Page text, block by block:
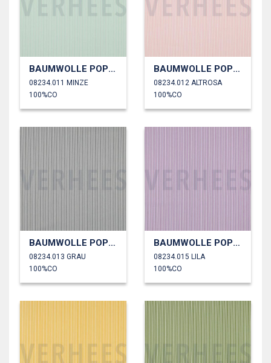
BAUMWOLLE POPELINE STREIFEN
08234.011 MINZE
100%CO
BAUMWOLLE POPELINE STREIFEN
08234.012 ALTROSA
100%CO
BAUMWOLLE POPELINE STREIFEN
08234.013 GRAU
100%CO
BAUMWOLLE POPELINE STREIFEN
08234.015 LILA
100%CO